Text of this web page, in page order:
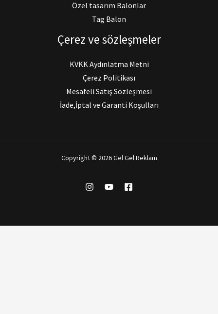
Özel tasarım Balonlar
Tag Balon
Çerez ve sözleşmeler
KVKK Aydınlatma Metni
Çerez Politikası
Mesafeli Satış Sözleşmesi
İade,İptal ve Garanti Koşulları
Copyright © 2026 Gel Gel Reklam